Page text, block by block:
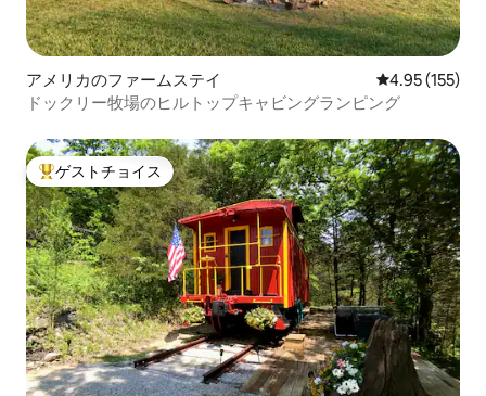
アメリカのファームステイ レビュー155
4.95 (155)
ドックリー牧場のヒルトップキャビングランピング
大好評のゲストチョイスです。
ゲストチョイス